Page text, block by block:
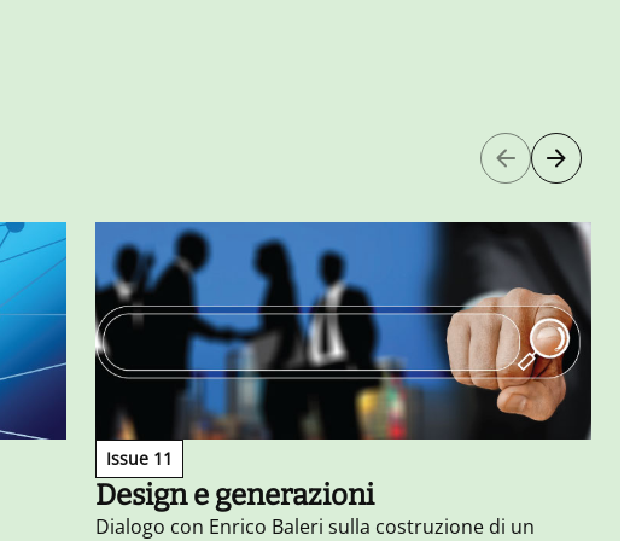
Issue 11
Design e generazioni
Dialogo con Enrico Baleri sulla costruzione di un